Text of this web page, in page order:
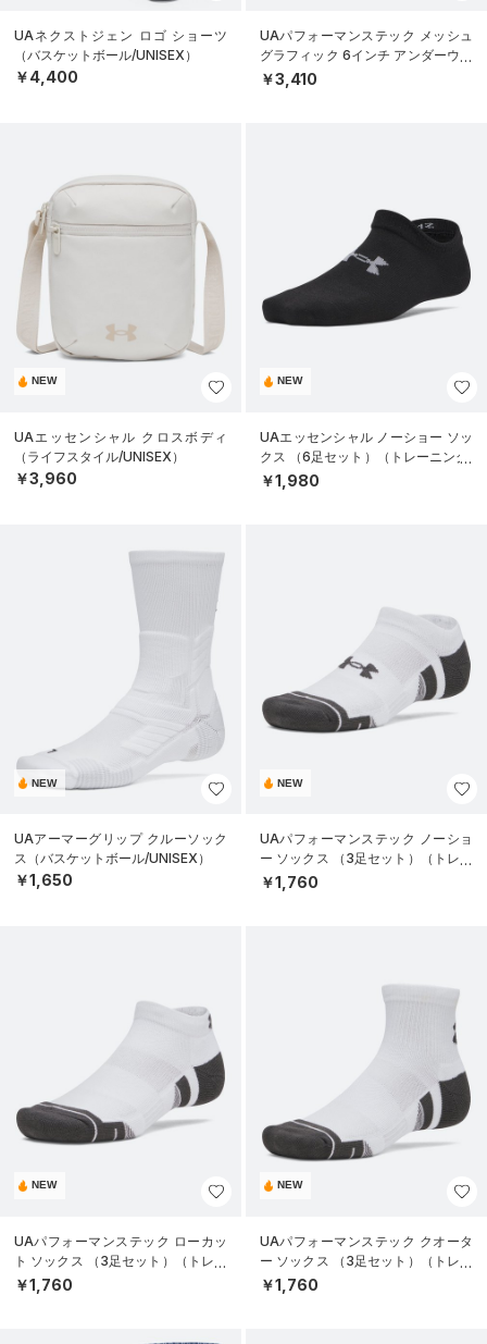
UAネクストジェン ロゴ ショーツ
（バスケットボール/UNISEX）
￥4,400
UAパフォーマンステック メッシュ
グラフィック 6インチ アンダーウェ
ア（トレーニング/MEN）
￥3,410
NEW
UAエッセンシャル クロスボディ
（ライフスタイル/UNISEX）
￥3,960
NEW
UAエッセンシャル ノーショー ソッ
クス （6足セット）（トレーニング/
KIDS）
￥1,980
NEW
UAアーマーグリップ クルーソック
ス（バスケットボール/UNISEX）
￥1,650
NEW
UAパフォーマンステック ノーショ
ー ソックス （3足セット）（トレー
ニング/UNISEX）
￥1,760
NEW
UAパフォーマンステック ローカッ
ト ソックス （3足セット）（トレー
ニング/UNISEX）
￥1,760
NEW
UAパフォーマンステック クオータ
ー ソックス （3足セット）（トレー
ニング/UNISEX）
￥1,760